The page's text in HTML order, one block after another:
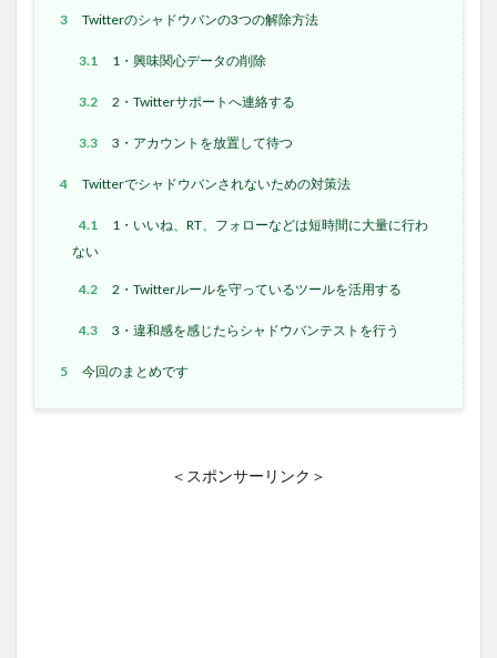
3 Twitterのシャドウバンの3つの解除方法
3.1 1・興味関心データの削除
3.2 2・Twitterサポートへ連絡する
3.3 3・アカウントを放置して待つ
4 Twitterでシャドウバンされないための対策法
4.1
1・いいね、RT、フォローなどは短時間に大量に行わ
ない
4.2 2・Twitterルールを守っているツールを活用する
4.3 3・違和感を感じたらシャドウバンテストを行う
5 今回のまとめです
＜スポンサーリンク＞